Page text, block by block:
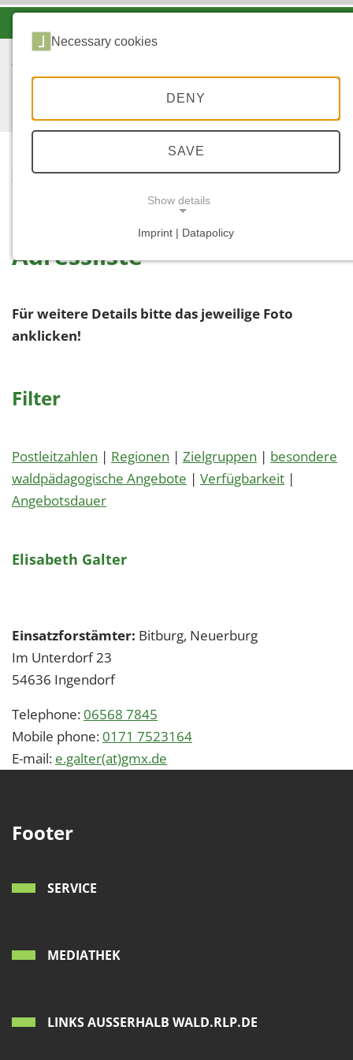
START
...
Adressliste
Für weitere Details bitte das jeweilige Foto
anklicken!
Filter
Postleitzahlen | Regionen | Zielgruppen | besondere
waldpädagogische Angebote | Verfügbarkeit |
Angebotsdauer
Elisabeth Galter
Einsatzforstämter: Bitburg, Neuerburg
Im Unterdorf 23
54636 Ingendorf
Telephone:06568 7845
Mobile phone:0171 7523164
E-mail: e.galter(at)gmx.de
Footer
SERVICE
MEDIATHEK
LINKS AUSSERHALB WALD.RLP.DE
Necessary cookies
DENY
SAVE
Show details
Imprint | Datapolicy